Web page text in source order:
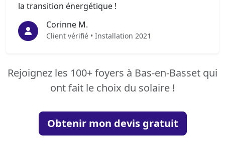
la transition énergétique !
Corinne M.
Client vérifié • Installation 2021
Rejoignez les 100+ foyers à Bas-en-Basset qui
ont fait le choix du solaire !
Obtenir mon devis gratuit